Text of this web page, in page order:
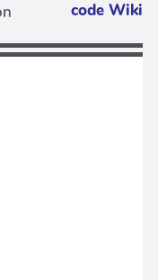
code Wiki